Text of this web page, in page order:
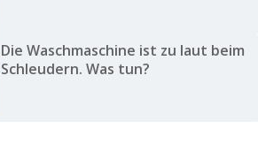
Die Waschmaschine ist zu laut beim
Schleudern. Was tun?